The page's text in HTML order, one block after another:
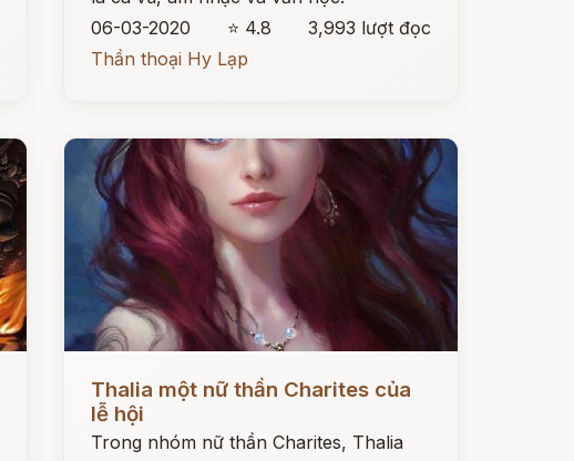
06-03-2020
⭐ 4.8
3,993 lượt đọc
Thần thoại Hy Lạp
Thalia một nữ thần Charites của
lễ hội
Trong nhóm nữ thần Charites, Thalia